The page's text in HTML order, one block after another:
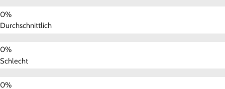
Durchschnittlich
Schlecht